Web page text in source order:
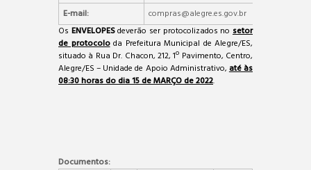
E-mail:
compras@alegre.es.gov.br
Os ENVELOPESdeverão ser protocolizados nosetor
de protocoloda Prefeitura Municipal de Alegre/ES,
situado à Rua Dr. Chacon, 212, 1º Pavimento, Centro,
Alegre/ES – Unidade de Apoio Administrativo,até às
08:30 horas do dia 15 de MARÇO de 2022.
Documentos: